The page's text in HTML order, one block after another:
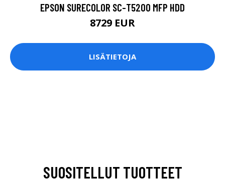
EPSON SURECOLOR SC-T5200 MFP HDD
8729 EUR
LISÄTIETOJA
SUOSITELLUT TUOTTEET